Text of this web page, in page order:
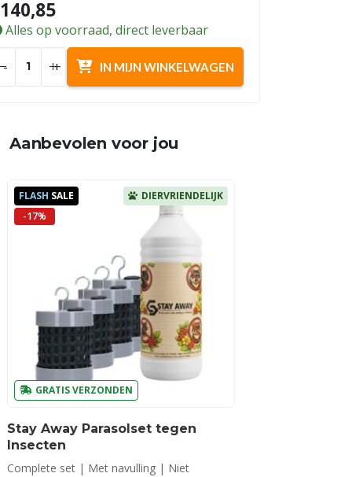
Alles op voorraad, direct leverbaar
- + IN MIJN WINKELWAGEN
Aanbevolen voor jou
FLASH SALE
-17%
DIERVRIENDELIJK
GRATIS VERZONDEN
Stay Away Parasolset tegen
Insecten
Complete set | Met navulling | Niet